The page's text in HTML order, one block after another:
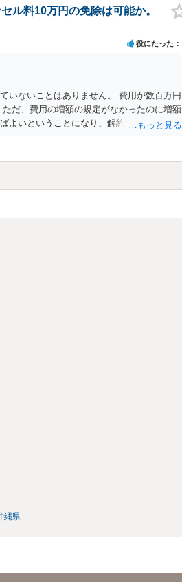
ル料10万円の免除は可能か。
役にたった
いないことはありません。 費用が数百万円
だ、費用の増額の規定がなかったのに増額
よいということになり、解約するのは理由
縄県